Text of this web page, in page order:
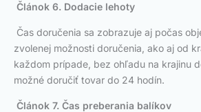
Článok 6. Dodacie lehoty
Čas doručenia sa zobrazuje aj počas
zvolenej možnosti doručenia, ako aj od
každom prípade, bez ohľadu na krajinu
možné doručiť tovar do 24 hodín.
Článok 7. Čas preberania balíkov